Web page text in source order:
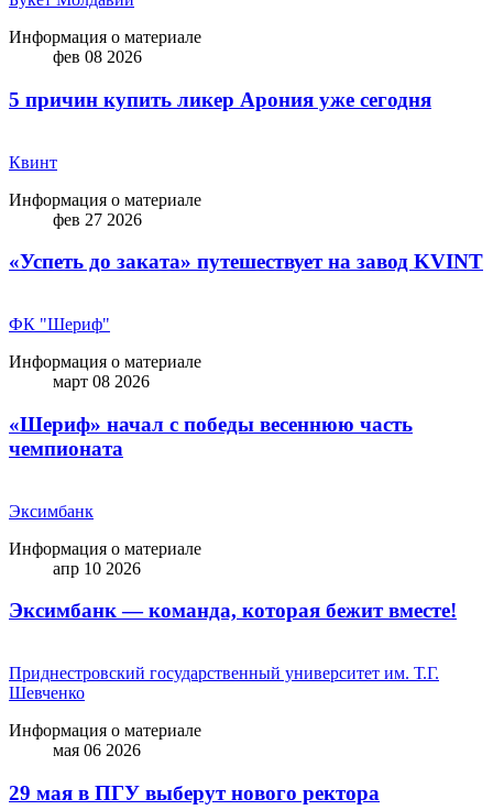
Информация о материале
фев 08 2026
5 причин купить ликep Арония уже сегодня
Квинт
Информация о материале
фев 27 2026
«Успеть до заката» путешествует на завод KVINT
ФК "Шериф"
Информация о материале
март 08 2026
«Шериф» начал с победы весеннюю часть
чемпионата
Эксимбанк
Информация о материале
апр 10 2026
Эксимбанк — команда, которая бежит вместе!
Приднестровский государственный университет им. Т.Г.
Шевченко
Информация о материале
мая 06 2026
29 мая в ПГУ выберут нового ректора